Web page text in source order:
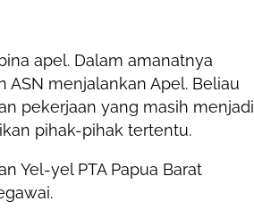
apel. Dalam amanatnya
menjalankan Apel. Beliau
pekerjaan yang masih menjadi
pihak-pihak tertentu.
Yel-yel PTA Papua Barat